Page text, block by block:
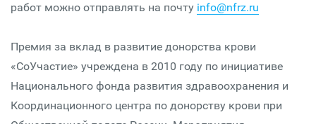
работ можно отправлять на почту info@nfrz.ru
Премия за вклад в развитие донорства крови
«СоУчастие» учреждена в 2010 году по инициативе
Национального фонда развития здравоохранения и
Координационного центра по донорству крови при